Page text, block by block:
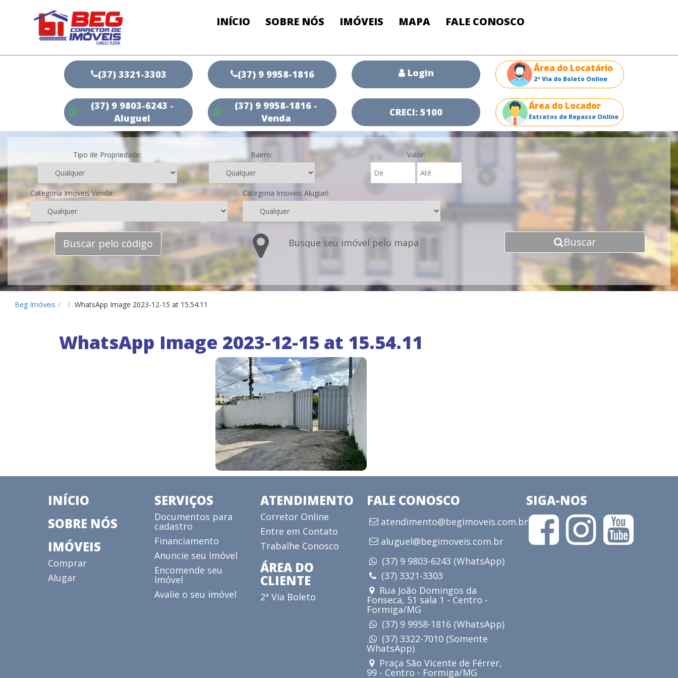
INÍCIO SOBRE NÓS IMÓVEIS MAPA FALE CONOSCO
(37) 3321-3303
(37) 9 9803-6243 -
Aluguel
(37) 9 9958-1816
(37) 9 9958-1816 -
Venda
Login
CRECI: 5100
Área do Locatário
2ª Via do Boleto Online
Área do Locador
Extratos de Repasse Online
Tipo de Propriedade: Bairro: Valor:
Categoria Imoveis Venda: Categoria Imoveis Aluguel:
Buscar pelo código Busque seu imóvel pelo mapa Buscar
Beg Imóveis / / WhatsApp Image 2023-12-15 at 15.54.11
WhatsApp Image 2023-12-15 at 15.54.11
INÍCIO
SOBRE NÓS
IMÓVEIS
Comprar
Alugar
SERVIÇOS
Documentos para
cadastro
Financiamento
Anuncie seu Imóvel
Encomende seu
Imóvel
Avalie o seu imóvel
ATENDIMENTO
Corretor Online
Entre em Contato
Trabalhe Conosco
ÁREA DO
CLIENTE
2ª Via Boleto
FALE CONOSCO
atendimento@begimoveis.com.br
aluguel@begimoveis.com.br
(37) 9 9803-6243 (WhatsApp)
(37) 3321-3303
Rua João Domingos da
Fonseca, 51 sala 1 - Centro -
Formiga/MG
(37) 9 9958-1816 (WhatsApp)
(37) 3322-7010 (Somente
WhatsApp)
Praça São Vicente de Férrer,
99 - Centro - Formiga/MG
SIGA-NOS